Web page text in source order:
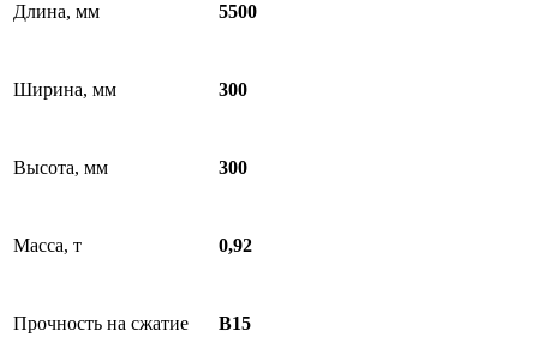
Длина, мм 5500
Ширина, мм 300
Высота, мм 300
Масса, т 0,92
Прочность на сжатие B15